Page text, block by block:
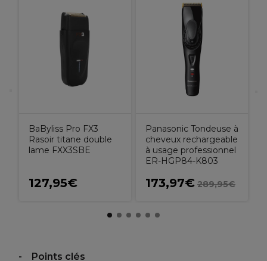
BaByliss Pro FX3
Rasoir titane double
lame FXX3SBE
127,95€
Panasonic Tondeuse à
cheveux rechargeable
à usage professionnel
ER-HGP84-K803
173,97€ 289,95€
Points clés